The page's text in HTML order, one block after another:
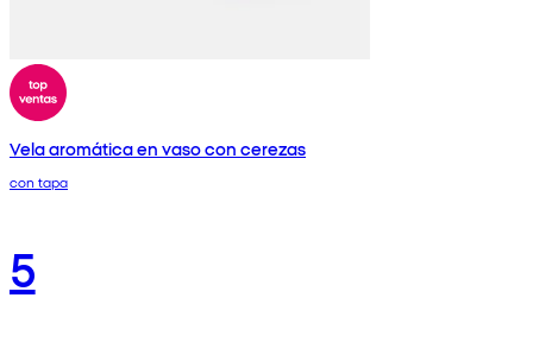
Vela aromática en vaso con cerezas
con tapa
5